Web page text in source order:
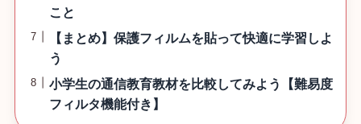
こと
【まとめ】保護フィルムを貼って快適に学習しよ
う
小学生の通信教育教材を比較してみよう【難易度
フィルタ機能付き】